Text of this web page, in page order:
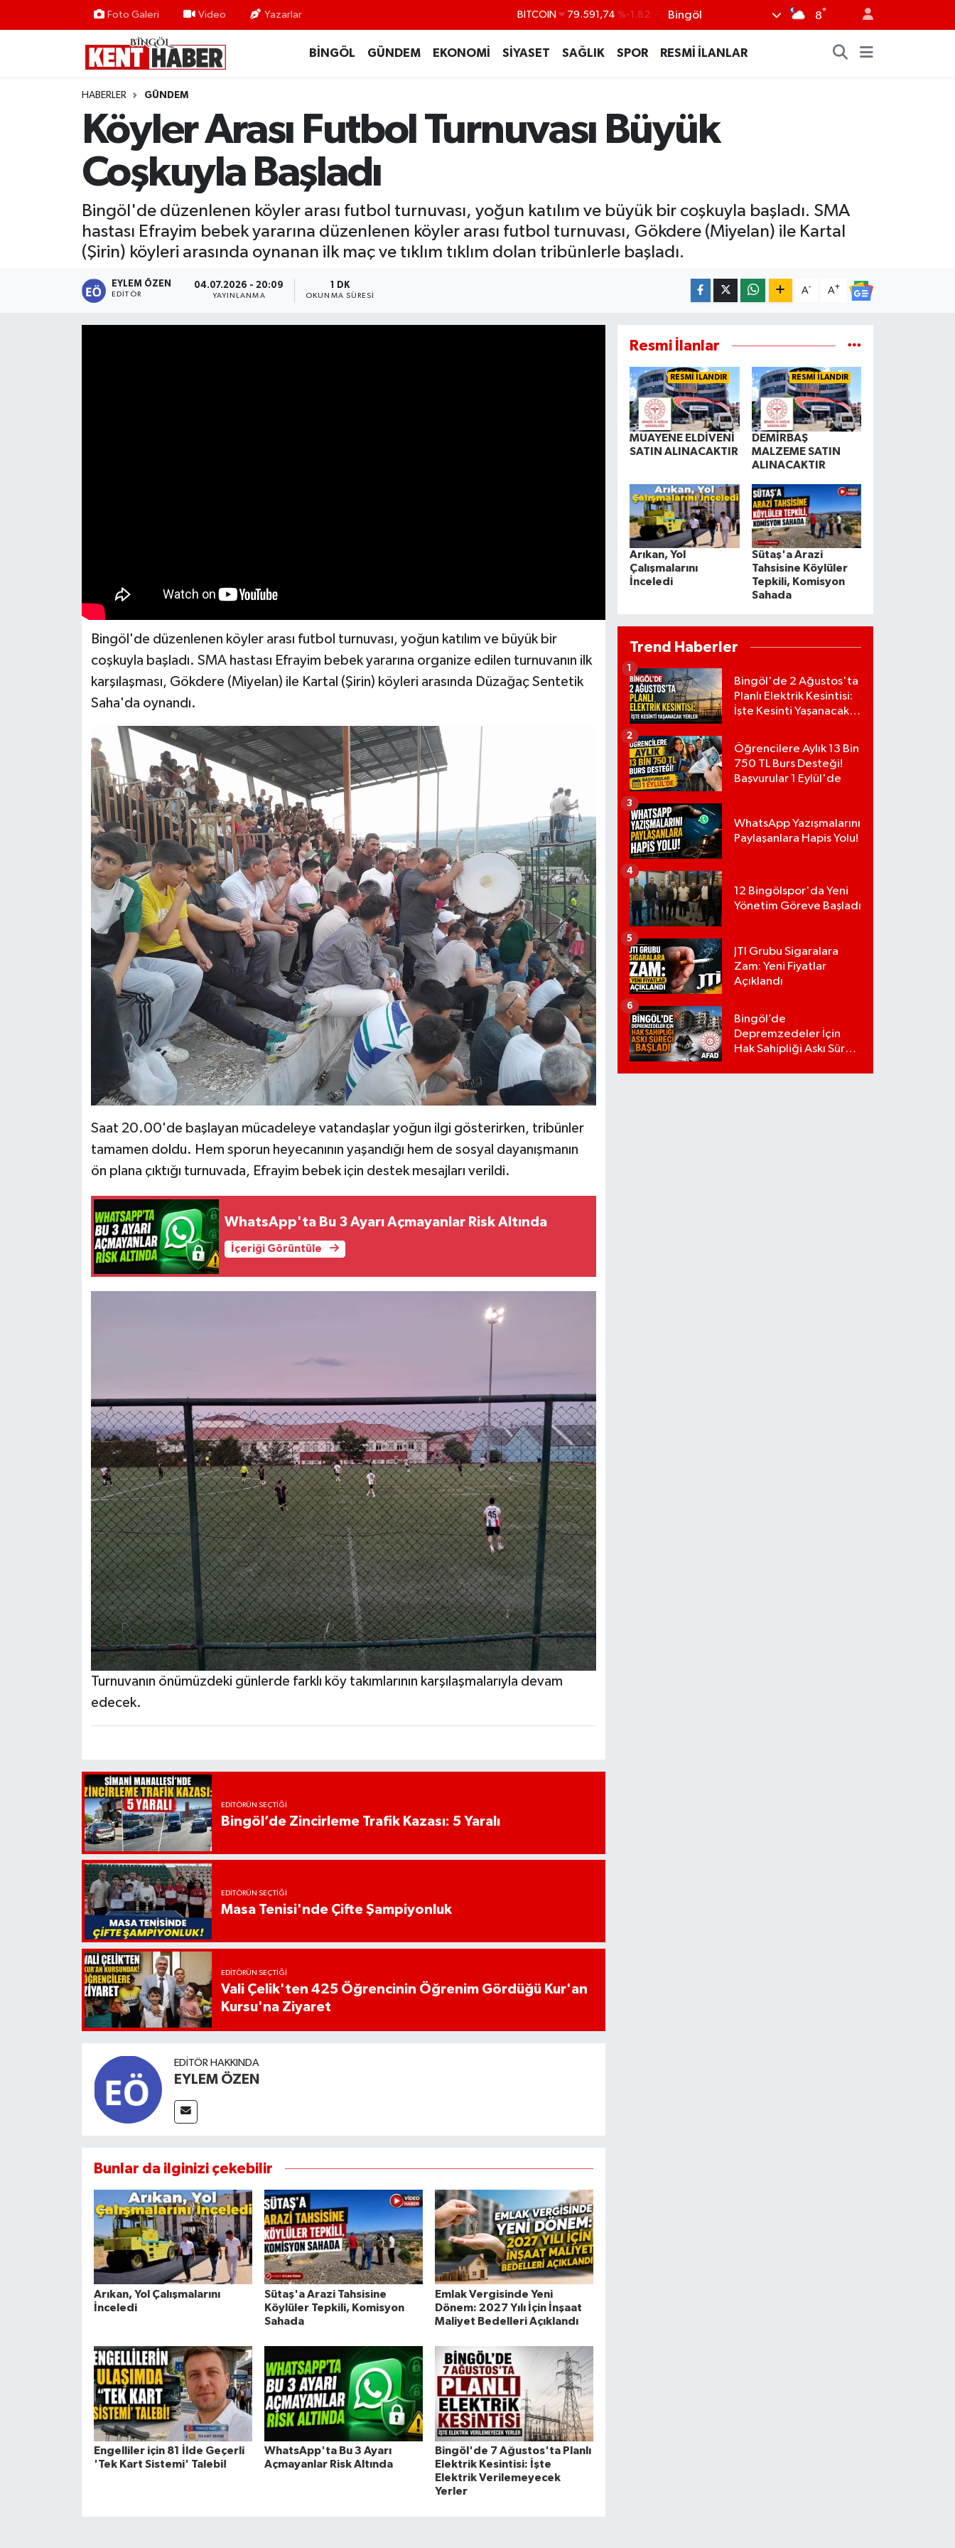
Foto Galeri Video Yazarlar DOLAR 45,43620 %0.02
14.598,00 %0
BITCOIN 79.591,74 %-1.82
Bingöl 8°
BİNGÖL GÜNDEM EKONOMİ SİYASET SAĞLIK SPOR RESMİ İLANLAR
HABERLER GÜNDEM
Köyler Arası Futbol Turnuvası Büyük
Coşkuyla Başladı
Bingöl'de düzenlenen köyler arası futbol turnuvası, yoğun katılım ve büyük bir coşkuyla başladı. SMA
hastası Efrayim bebek yararına düzenlenen köyler arası futbol turnuvası, Gökdere (Miyelan) ile Kartal
(Şirin) köyleri arasında oynanan ilk maç ve tıklım tıklım dolan tribünlerle başladı.
EYLEM ÖZEN
EDITÖR
04.07.2026 - 20:09
YAYINLANMA
1 DK
OKUNMA SÜRESI
A- A+
Bingöl'de düzenlenen köyler arası futbol turnuvası, yoğun katılım ve büyük bir
coşkuyla başladı. SMA hastası Efrayim bebek yararına organize edilen turnuvanın ilk
karşılaşması, Gökdere (Miyelan) ile Kartal (Şirin) köyleri arasında Düzağaç Sentetik
Saha'da oynandı.
Saat 20.00'de başlayan mücadeleye vatandaşlar yoğun ilgi gösterirken, tribünler
tamamen doldu. Hem sporun heyecanının yaşandığı hem de sosyal dayanışmanın
ön plana çıktığı turnuvada, Efrayim bebek için destek mesajları verildi.
WhatsApp'ta Bu 3 Ayarı Açmayanlar Risk Altında
İçeriği Görüntüle
Turnuvanın önümüzdeki günlerde farklı köy takımlarının karşılaşmalarıyla devam
edecek.
EDITÖRÜN SEÇTIĞI
Bingöl’de Zincirleme Trafik Kazası: 5 Yaralı
EDITÖRÜN SEÇTIĞI
Masa Tenisi'nde Çifte Şampiyonluk
EDITÖRÜN SEÇTIĞI
Vali Çelik'ten 425 Öğrencinin Öğrenim Gördüğü Kur'an
Kursu'na Ziyaret
EDITÖR HAKKINDA
EYLEM ÖZEN
Bunlar da ilginizi çekebilir
Arıkan, Yol Çalışmalarını
İnceledi
Sütaş'a Arazi Tahsisine
Köylüler Tepkili, Komisyon
Sahada
Emlak Vergisinde Yeni
Dönem: 2027 Yılı İçin İnşaat
Maliyet Bedelleri Açıklandı
Engelliler için 81 İlde Geçerli
'Tek Kart Sistemi' Talebi!
WhatsApp'ta Bu 3 Ayarı
Açmayanlar Risk Altında
Bingöl'de 7 Ağustos'ta Planlı
Elektrik Kesintisi: İşte
Elektrik Verilemeyecek
Yerler
Resmi İlanlar
RESMİ İLANDIR
MUAYENE ELDİVENİ
SATIN ALINACAKTIR
RESMİ İLANDIR
DEMİRBAŞ
MALZEME SATIN
ALINACAKTIR
Arıkan, Yol
Çalışmalarını
İnceledi
Sütaş'a Arazi
Tahsisine Köylüler
Tepkili, Komisyon
Sahada
Trend Haberler
Bingöl'de 2 Ağustos'ta
Planlı Elektrik Kesintisi:
İşte Kesinti Yaşanacak
1
Öğrencilere Aylık 13 Bin
750 TL Burs Desteği!
Başvurular 1 Eylül'de
2
WhatsApp Yazışmalarını
Paylaşanlara Hapis Yolu!
3
12 Bingölspor'da Yeni
Yönetim Göreve Başladı
4
JTI Grubu Sigaralara
Zam: Yeni Fiyatlar
Açıklandı
5
Bingöl’de
Depremzedeler İçin
Hak Sahipliği Askı Süreci
6
BİLİM-TEKNOLOJİ
Bingöl Nöbetçi Eczaneler
Bingöl Hava Durumu
Bingöl Namaz Vakitleri
Bingöl Trafik Yoğunluk Haritası
Tüm Manşetler